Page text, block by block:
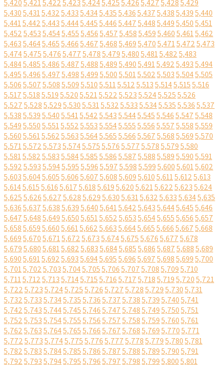
5,4205,4215,4225,4235,4245,4255,4265,4275,4285,429
5,4305,4315,4325,4335,4345,4355,4365,4375,4385,4395,440
5,4415,4425,4435,4445,4455,4465,4475,4485,4495,4505,451
5,4525,4535,4545,4555,4565,4575,4585,4595,4605,4615,462
5,4635,4645,4655,4665,4675,4685,4695,4705,4715,4725,473
5,4745,4755,4765,4775,4785,4795,4805,4815,4825,483
5,4845,4855,4865,4875,4885,4895,4905,4915,4925,4935,494
5,4955,4965,4975,4985,4995,5005,5015,5025,5035,5045,505
5,5065,5075,5085,5095,5105,5115,5125,5135,5145,5155,516
5,5175,5185,5195,5205,5215,5225,5235,5245,5255,526
5,5275,5285,5295,5305,5315,5325,5335,5345,5355,5365,537
5,5385,5395,5405,5415,5425,5435,5445,5455,5465,5475,548
5,5495,5505,5515,5525,5535,5545,5555,5565,5575,5585,559
5,5605,5615,5625,5635,5645,5655,5665,5675,5685,5695,570
5,5715,5725,5735,5745,5755,5765,5775,5785,5795,580
5,5815,5825,5835,5845,5855,5865,5875,5885,5895,5905,591
5,5925,5935,5945,5955,5965,5975,5985,5995,6005,6015,602
5,6035,6045,6055,6065,6075,6085,6095,6105,6115,6125,613
5,6145,6155,6165,6175,6185,6195,6205,6215,6225,6235,624
5,6255,6265,6275,6285,6295,6305,6315,6325,6335,6345,635
5,6365,6375,6385,6395,6405,6415,6425,6435,6445,6455,646
5,6475,6485,6495,6505,6515,6525,6535,6545,6555,6565,657
5,6585,6595,6605,6615,6625,6635,6645,6655,6665,6675,668
5,6695,6705,6715,6725,6735,6745,6755,6765,6775,678
5,6795,6805,6815,6825,6835,6845,6855,6865,6875,6885,689
5,6905,6915,6925,6935,6945,6955,6965,6975,6985,6995,700
5,7015,7025,7035,7045,7055,7065,7075,7085,7095,710
5,7115,7125,7135,7145,7155,7165,7175,7185,7195,7205,721
5,7225,7235,7245,7255,7265,7275,7285,7295,7305,731
5,7325,7335,7345,7355,7365,7375,7385,7395,7405,741
5,7425,7435,7445,7455,7465,7475,7485,7495,7505,751
5,7525,7535,7545,7555,7565,7575,7585,7595,7605,761
5,7625,7635,7645,7655,7665,7675,7685,7695,7705,771
5,7725,7735,7745,7755,7765,7775,7785,7795,7805,781
5,7825,7835,7845,7855,7865,7875,7885,7895,7905,791
5,7925,7935,7945,7955,7965,7975,7985,7995,8005,801